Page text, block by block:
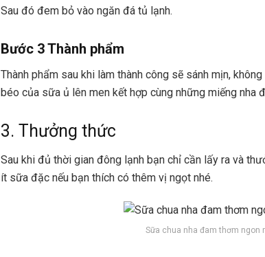
Sau đó đem bỏ vào ngăn đá tủ lạnh.
Bước 3 Thành phẩm
Thành phẩm sau khi làm thành công sẽ sánh mịn,
béo của sữa ủ lên men kết hợp cùng những miếng nha
3. Thưởng thức
Sau khi đủ thời gian đông lạnh bạn chỉ cần lấy ra và
ít sữa đặc nếu bạn thích có thêm vị ngọt nhé.
Sữa chua nha đam thơm ngon